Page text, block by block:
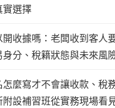
實選擇
收據嗎：老闆收到客人
分、稅籍狀態與未來風
麼寫才不會讓收款、稅
設補習班從實務現場看